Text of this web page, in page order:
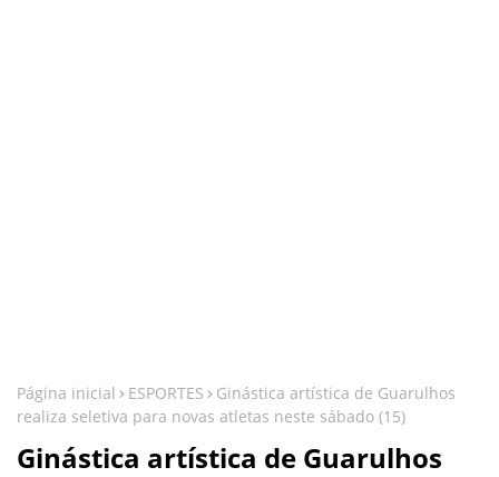
Página inicial ESPORTES
Ginástica artística de Guarulhos
realiza seletiva para novas atletas neste sábado (15)
Ginástica artística de Guarulhos